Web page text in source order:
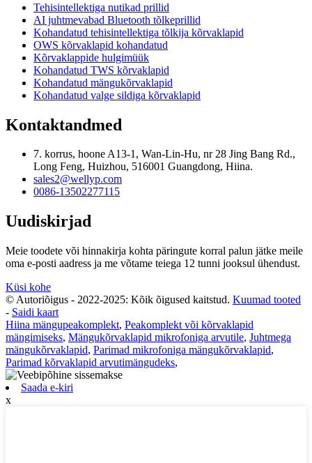
Tehisintellektiga nutikad prillid
AI juhtmevabad Bluetooth tõlkeprillid
Kohandatud tehisintellektiga tõlkija kõrvaklapid
OWS kõrvaklapid kohandatud
Kõrvaklappide hulgimüük
Kohandatud TWS kõrvaklapid
Kohandatud mängukõrvaklapid
Kohandatud valge sildiga kõrvaklapid
Kontaktandmed
7. korrus, hoone A13-1, Wan-Lin-Hu, nr 28 Jing Bang Rd.,
Long Feng, Huizhou, 516001 Guangdong, Hiina.
sales2@wellyp.com
0086-13502277115
Uudiskirjad
Meie toodete või hinnakirja kohta päringute korral palun jätke meile
oma e-posti aadress ja me võtame teiega 12 tunni jooksul ühendust.
Küsi kohe
© Autoriõigus - 2022-2025: Kõik õigused kaitstud. Kuumad tooted
- Saidi kaart
Hiina mängupeakomplekt, Peakomplekt või kõrvaklapid
mängimiseks, Mängukõrvaklapid mikrofoniga arvutile, Juhtmega
mängukõrvaklapid, Parimad mikrofoniga mängukõrvaklapid,
Parimad kõrvaklapid arvutimängudeks,
Saada e-kiri
x